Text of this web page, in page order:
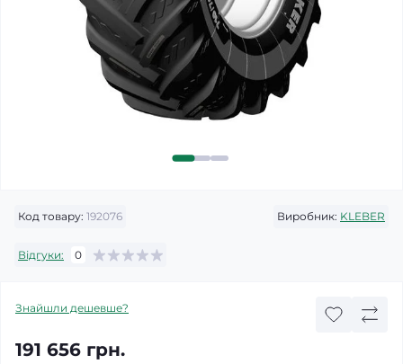
Код товару: 192076 Виробник: KLEBER
Відгуки: 0
Знайшли дешевше?
191 656 грн.